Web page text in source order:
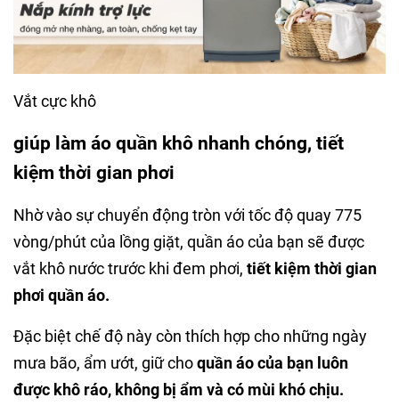
Vắt cực khô
giúp làm áo quần khô nhanh chóng, tiết
kiệm thời gian phơi
Nhờ vào sự chuyển động tròn với tốc độ quay 775
vòng/phút của lồng giặt, quần áo của bạn sẽ được
vắt khô nước trước khi đem phơi, tiết kiệm thời gian
phơi quần áo.
Đặc biệt chế độ này còn thích hợp cho những ngày
mưa bão, ẩm ướt, giữ choquần áo của bạn luôn
được khô ráo, không bị ẩm và có mùi khó chịu.